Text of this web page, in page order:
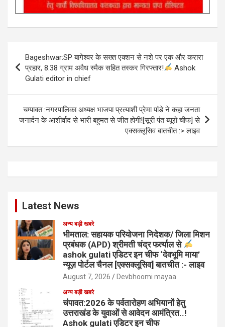
navigation
Bageshwar:SP बागेश्वर के सख्त एक्शन से नशे पर एक और करारा
प्रहार, 8.38 ग्राम अवैध स्मैक सहित तस्कर गिरफ्तार!
Ashok
Gulati editor in chief
चम्पावत :नगरपालिका अध्यक्ष भाजपा प्रत्याशी प्रेमा पांडे ने कहा जनता
जनार्दन के आशीर्वाद से भारी बहुमत से जीत होगी![सूरी पंत ब्यूरो चीफ] से
एक्सक्लूसिव बातचीत :> लाइव
Latest News
अन्य बड़ी खबरे
भीमताल: सहायक परियोजना निदेशक/ जिला मिशन
प्रबंधक (APD) श्रीमती चंद्र फर्त्याल से
ashok gulati एडिटर इन चीफ ‘देवभूमि माया’
न्यूज़ पोर्टल चैनल [एक्सक्लूसिव] बातचीत :- लाइव
August 7, 2026 Devbhoomi mayaa
अन्य बड़ी खबरे
चंपावत:2026 के पर्वतारोहण अभियानों हेतु
उत्तराखंड के युवाओं से आवेदन आमंत्रित..!
Ashok gulati एडिटर इन चीफ